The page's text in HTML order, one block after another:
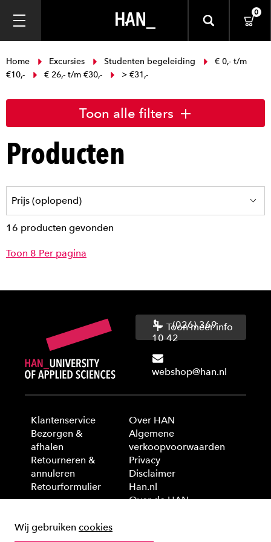
0
Home Excursies Studenten begeleiding
€ 0,- t/m
€10,-
€ 26,- t/m €30,- > €31,-
Toon alle filters
Producten
16 producten gevonden
Toon 8 Per pagina
(026) 369
10 42
webshop@han.nl
Toon meer info
Klantenservice
Bezorgen &
afhalen
Retourneren &
annuleren
Retourformulier
Over HAN
Algemene
verkoopvoorwaarden
Privacy
Disclaimer
Han.nl
Over de HAN
Wij gebruiken cookies